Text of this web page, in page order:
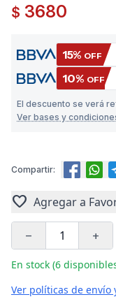
$ 3680
15% OFF
10% OFF
El descuento se verá
Ver bases y
Compartir:
favorite Agregar a
remove add
En stock (6
Ver políticas de envío